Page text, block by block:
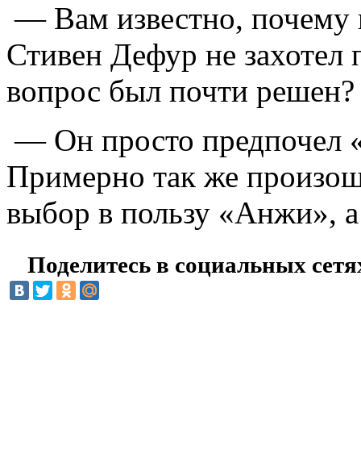
— Вам известно,
Стивен Дефур не захотел
вопрос был почти решен?
— Он просто предпочел
Примерно так же
выбор в пользу «Анжи»,
Поделитесь в социальных